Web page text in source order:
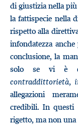
di giustizia nella
la fattispecie nella
rispetto alla
infondatezza
conclusione, la
solo se vi è
contraddittorietà,
allegazioni
credibili. In questi
rigetto, ma non